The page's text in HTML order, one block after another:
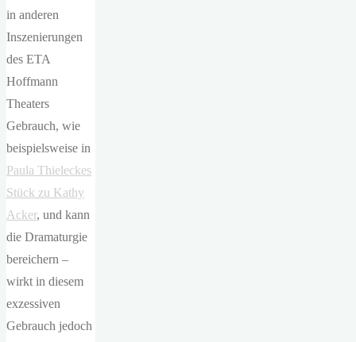
in anderen
Inszenierungen
des ETA
Hoffmann
Theaters
Gebrauch, wie
beispielsweise in
Paula Thieleckes
Stück zu Kathy
Acker, und kann
die Dramaturgie
bereichern –
wirkt in diesem
exzessiven
Gebrauch jedoch